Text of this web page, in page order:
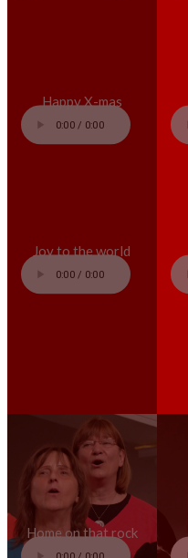
Happy X-mas
Joy to the world
Home on that rock